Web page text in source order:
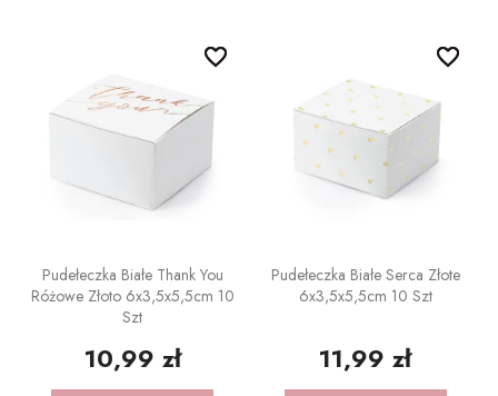
Pudełeczka Białe Thank You
Różowe Złoto 6x3,5x5,5cm 10
Szt
10,99 zł
favorite_border
favorite_border
Pudełeczka Białe Serca Złote
6x3,5x5,5cm 10 Szt
11,99 zł
favorite_border
favorite_border